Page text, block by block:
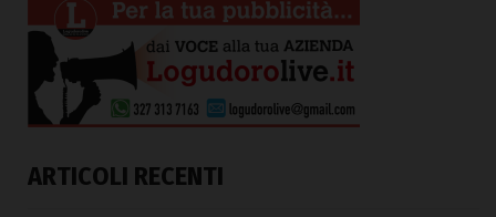
ARTICOLI RECENTI